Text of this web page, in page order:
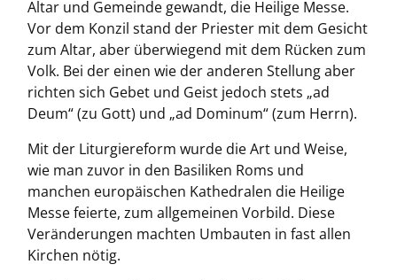
Altar und Gemeinde gewandt, die Heilige Messe.
Vor dem Konzil stand der Priester mit dem Gesicht
zum Altar, aber überwiegend mit dem Rücken zum
Volk. Bei der einen wie der anderen Stellung aber
richten sich Gebet und Geist jedoch stets „ad
Deum“ (zu Gott) und „ad Dominum“ (zum Herrn).
Mit der Liturgiereform wurde die Art und Weise,
wie man zuvor in den Basiliken Roms und
manchen europäischen Kathedralen die Heilige
Messe feierte, zum allgemeinen Vorbild. Diese
Veränderungen machten Umbauten in fast allen
Kirchen nötig.